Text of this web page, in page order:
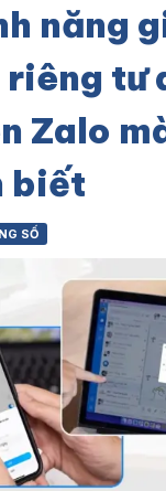
năng
tư
Zalo
biết
SỐ